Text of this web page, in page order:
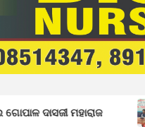
ନିୟତି ମାନସିକ